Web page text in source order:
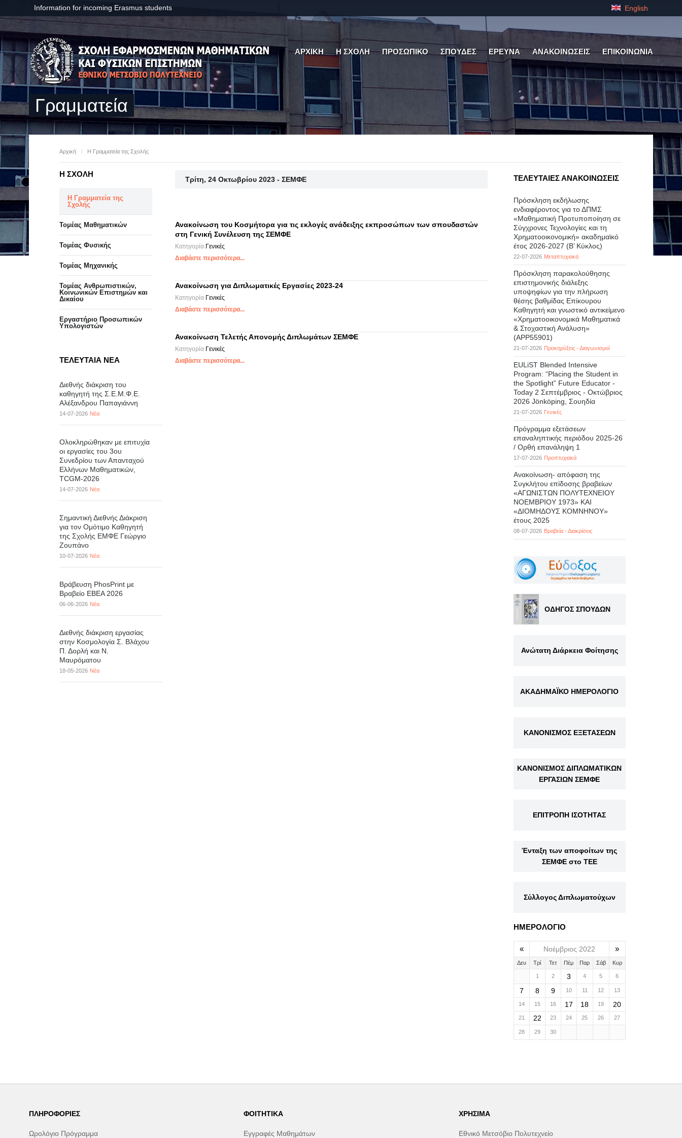
Information for incoming Erasmus students English
ΑΡΧΙΚΗ Η ΣΧΟΛΗ ΠΡΟΣΩΠΙΚΟ ΣΠΟΥΔΕΣ ΕΡΕΥΝΑ ΑΝΑΚΟΙΝΩΣΕΙΣ ΕΠΙΚΟΙΝΩΝΙΑ
Γραμματεία
Αρχική / Η Γραμματεία της Σχολής
Τρίτη, 24 Οκτωβρίου 2023 - ΣΕΜΦΕ
Ανακοίνωση του Κοσμήτορα για τις εκλογές ανάδειξης εκπροσώπων των σπουδαστών
στη Γενική Συνέλευση της ΣΕΜΦΕ
Κατηγορία Γενικές
Διαβάστε περισσότερα...
Ανακοίνωση για Διπλωματικές Εργασίες 2023-24
Κατηγορία Γενικές
Διαβάστε περισσότερα...
Ανακοίνωση Τελετής Απονομής Διπλωμάτων ΣΕΜΦΕ
Κατηγορία Γενικές
Διαβάστε περισσότερα...
Η ΣΧΟΛΗ
Η Γραμματεία της
Σχολής
Τομέας Μαθηματικών
Τομέας Φυσικής
Τομέας Μηχανικής
Τομέας Ανθρωπιστικών,
Κοινωνικών Επιστημών και
Δικαίου
Eργαστήριo Προσωπικών
Υπολογιστών
ΤΕΛΕΥΤΑΙΑ ΝΕΑ
Διεθνής διάκριση του
καθηγητή της Σ.Ε.Μ.Φ.Ε.
Αλέξανδρου Παπαγιάννη
14-07-2026 Νέα
Ολοκληρώθηκαν με επιτυχία
οι εργασίες του 3ου
Συνεδρίου των Απανταχού
Ελλήνων Μαθηματικών,
TCGM-2026
14-07-2026 Νέα
Σημαντική Διεθνής Διάκριση
για τον Ομότιμο Καθηγητή
της Σχολής ΕΜΦΕ Γεώργιο
Ζουπάνο
10-07-2026 Νέα
Βράβευση PhosPrint με
Βραβείο ΕΒΕΑ 2026
06-06-2026 Νέα
Διεθνής διάκριση εργασίας
στην Κοσμολογία Σ. Βλάχου
Π. Δορλή και Ν.
Μαυρόματου
18-05-2026 Νέα
ΤΕΛΕΥΤΑΙΕΣ ΑΝΑΚΟΙΝΩΣΕΙΣ
Πρόσκληση εκδήλωσης
ενδιαφέροντος για το ΔΠΜΣ
«Μαθηματική Προτυποποίηση σε
Σύγχρονες Τεχνολογίες και τη
Χρηματοοικονομική» ακαδημαϊκό
έτος 2026-2027 (B’ Kύκλος)
22-07-2026 Μεταπτυχιακά
Πρόσκληση παρακολούθησης
επιστημονικής διάλεξης
υποψηφίων για την πλήρωση
θέσης βαθμίδας Επίκουρου
Καθηγητή και γνωστικό αντικείμενο
«Χρηματοοικονομικά Μαθηματικά
& Στοχαστική Ανάλυση»
(APP55901)
21-07-2026 Προκηρύξεις - Διαγωνισμοί
EULiST Blended Intensive
Program: “Placing the Student in
the Spotlight” Future Educator -
Today 2 Σεπτέμβριος - Οκτώβριος
2026 Jönköping, Σουηδία
21-07-2026 Γενικές
Πρόγραμμα εξετάσεων
επαναληπτικής περιόδου 2025-26
/ Ορθή επανάληψη 1
17-07-2026 Προπτυχιακά
Ανακοίνωση- απόφαση της
Συγκλήτου επίδοσης βραβείων
«ΑΓΩΝΙΣΤΩΝ ΠΟΛΥΤΕΧΝΕΙΟΥ
ΝΟΕΜΒΡΙΟΥ 1973» ΚΑΙ
«ΔΙΟΜΗΔΟΥΣ ΚΟΜΝΗΝΟΥ»
έτους 2025
08-07-2026 Βραβεία - Διακρίσεις
ΟΔΗΓΟΣ ΣΠΟΥΔΩΝ
Ανώτατη Διάρκεια Φοίτησης
ΑΚΑΔΗΜΑΪΚΟ ΗΜΕΡΟΛΟΓΙΟ
ΚΑΝΟΝΙΣΜΟΣ ΕΞΕΤΑΣΕΩΝ
ΚΑΝΟΝΙΣΜΟΣ ΔΙΠΛΩΜΑΤΙΚΩΝ
ΕΡΓΑΣΙΩΝ ΣΕΜΦΕ
ΕΠΙΤΡΟΠΗ ΙΣΟΤΗΤΑΣ
Ένταξη των αποφοίτων της
ΣΕΜΦΕ στο ΤΕΕ
Σύλλογος Διπλωματούχων
ΗΜΕΡΟΛΟΓΙΟ
« Νοέμβριος 2022 »
Δευ Τρί Τετ Πέμ Παρ Σάβ Κυρ
1 2 3 4 5 6
7 8 9 10 11 12 13
14 15 16 17 18 19 20
21 22 23 24 25 26 27
28 29 30
ΠΛΗΡΟΦΟΡΊΕΣ
Ωρολόγιο Πρόγραμμα
ΦΟΙΤΗΤΙΚΆ
Εγγραφές Μαθημάτων
ΧΡΉΣΙΜΑ
Εθνικό Μετσόβιο Πολυτεχνείο